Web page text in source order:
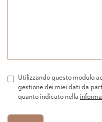
Utilizzando questo modulo
gestione dei miei dati da
quanto indicato nella